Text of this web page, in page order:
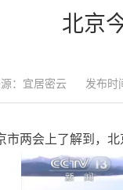
北京
：宜居密云 发布时
市两会上了解到，